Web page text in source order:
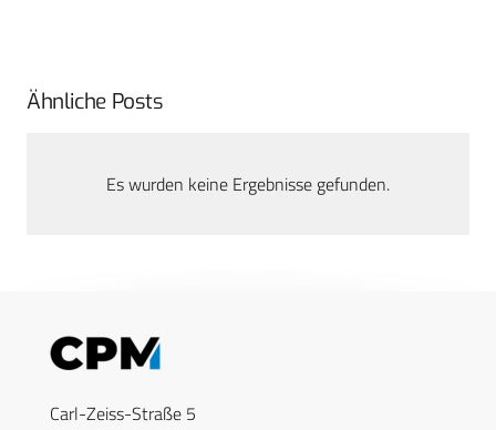
Ähnliche Posts
Es wurden keine Ergebnisse gefunden.
Carl-Zeiss-Straße 5